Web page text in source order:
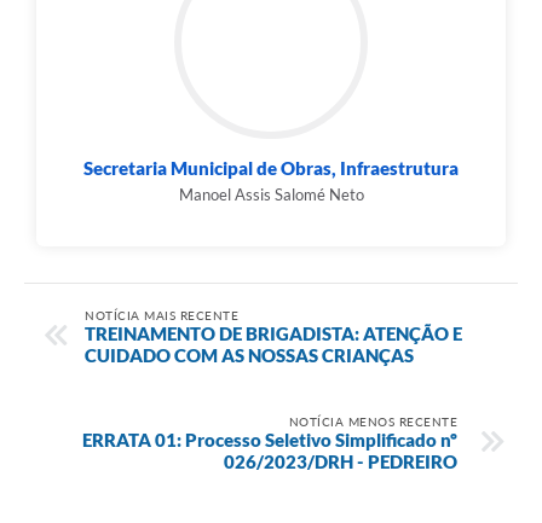
Secretaria Municipal de Obras, Infraestrutura
Manoel Assis Salomé Neto
NOTÍCIA MAIS RECENTE
TREINAMENTO DE BRIGADISTA: ATENÇÃO E
CUIDADO COM AS NOSSAS CRIANÇAS
NOTÍCIA MENOS RECENTE
ERRATA 01: Processo Seletivo Simplificado nº
026/2023/DRH - PEDREIRO